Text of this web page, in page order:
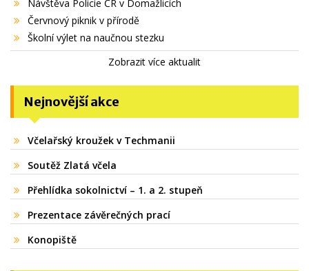
Návštěva Policie ČR v Domažlicích
Červnový piknik v přírodě
Školní výlet na naučnou stezku
Zobrazit více aktualit
Nejnovější akce
Včelařský kroužek v Techmanii
Soutěž Zlatá včela
Přehlídka sokolnictví – 1. a 2. stupeň
Prezentace závěrečných prací
Konopiště